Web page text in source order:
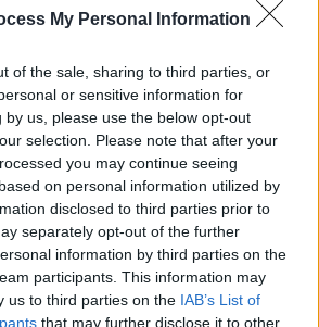
My Personal Information
of the sale, sharing to third parties, or
or sensitive information for
by us, please use the below opt-out
selection. Please note that after your
you may continue seeing
on personal information utilized by
disclosed to third parties prior to
separately opt-out of the further
information by third parties on the
participants. This information may
us to third parties on the IAB’s List of
that may further disclose it to other
e
Oliveira do Bairro com
MAIS DO AUTOR